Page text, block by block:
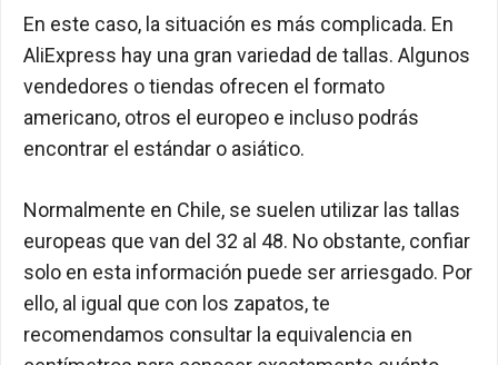
En este caso, la situación es más complicada. En
AliExpress hay una gran variedad de tallas. Algunos
vendedores o tiendas ofrecen el formato
americano, otros el europeo e incluso podrás
encontrar el estándar o asiático.
Normalmente en Chile, se suelen utilizar las tallas
europeas que van del 32 al 48. No obstante, confiar
solo en esta información puede ser arriesgado. Por
ello, al igual que con los zapatos, te
recomendamos consultar la equivalencia en